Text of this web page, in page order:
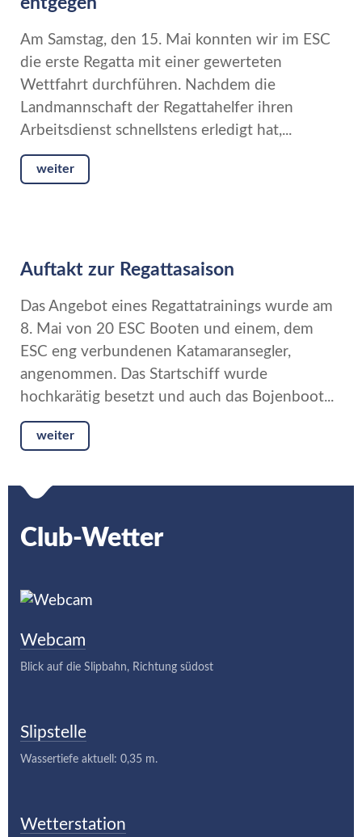
Am Samstag, den 15. Mai konnten wir im ESC
die erste Regatta mit einer gewerteten
Wettfahrt durchführen. Nachdem die
Landmannschaft der Regattahelfer ihren
Arbeitsdienst schnellstens erledigt hat,...
weiter
Auftakt zur Regattasaison
Das Angebot eines Regattatrainings wurde am
8. Mai von 20 ESC Booten und einem, dem
ESC eng verbundenen Katamaransegler,
angenommen. Das Startschiff wurde
hochkarätig besetzt und auch das Bojenboot...
weiter
Club-Wetter
Webcam
Blick auf die Slipbahn, Richtung südost
Slipstelle
Wassertiefe aktuell: 0,35 m.
Wetterstation